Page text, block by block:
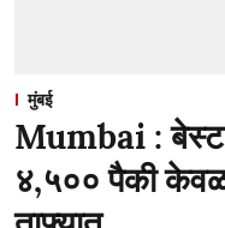
मुंबई
Mumbai : बेस्ट
४,५०० पैकी